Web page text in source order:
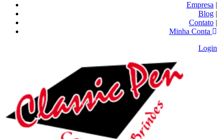
Empresa |
Blog |
Contato |
Minha Conta
Login